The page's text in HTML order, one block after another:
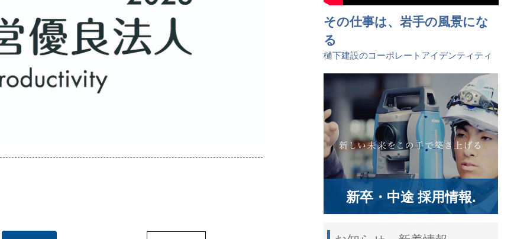
その仕事は、岩手の風景にな
る
樋󠄀下建設のコーポレートアイデンティティ
新卒・中途 採用情報.